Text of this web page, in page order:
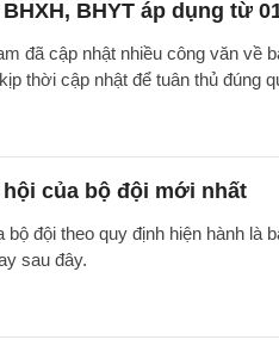
BHYT áp dụng từ
đã cập nhật nhiều công văn
thời cập nhật để tuân thủ đúng
của bộ đội mới nhất
bộ đội theo quy định hiện hành
sau đây.